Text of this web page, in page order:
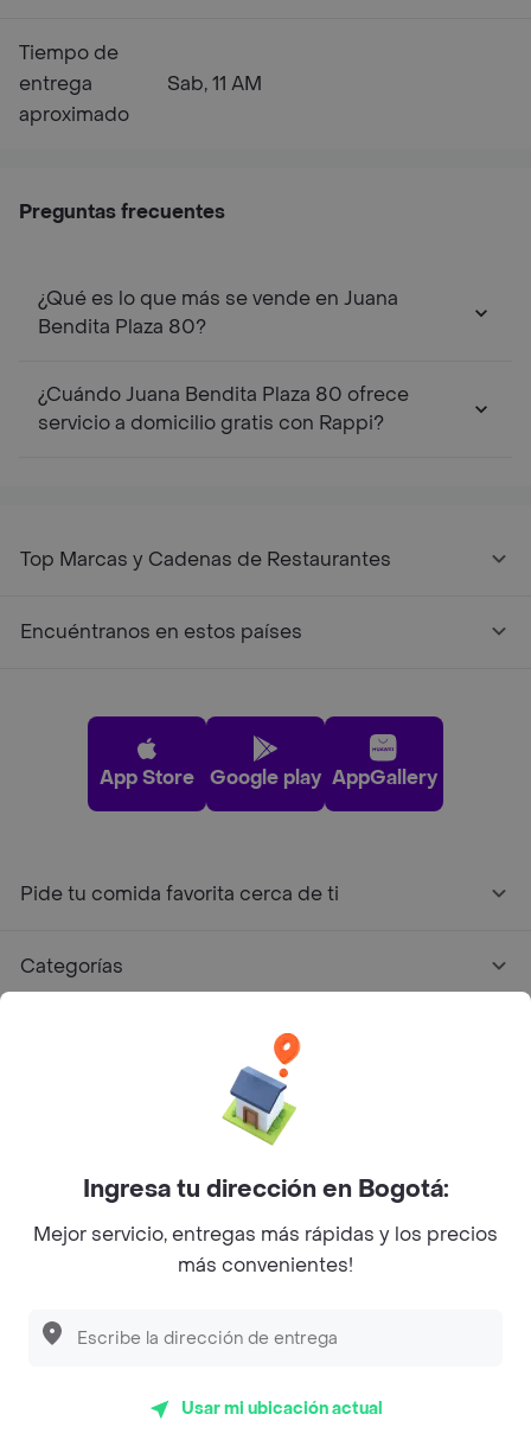
Tiempo de
entrega
aproximado
Sab, 11 AM
Preguntas frecuentes
¿Qué es lo que más se vende en Juana
Bendita Plaza 80?
¿Cuándo Juana Bendita Plaza 80 ofrece
servicio a domicilio gratis con Rappi?
Top Marcas y Cadenas de Restaurantes
Encuéntranos en estos países
App Store Google play AppGallery
Pide tu comida favorita cerca de ti
Categorías
Facebook
Twitter
Instagram
©2026Rappi Inc. All rights reserved.
Ingresa tu dirección en Bogotá:
Mejor servicio, entregas más rápidas y los precios
más convenientes!
Usar mi ubicación actual